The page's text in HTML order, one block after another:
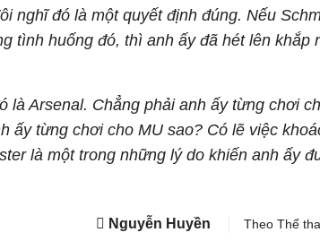
nghĩ đó là một quyết định đúng. Nếu
tình huống đó, thì anh ấy đã hét lên khắp
là Arsenal. Chẳng phải anh ấy từng chơi
ấy từng chơi cho MU sao? Có lẽ việc
là một trong những lý do khiến anh ấy
Nguyễn Huyền Theo Thể